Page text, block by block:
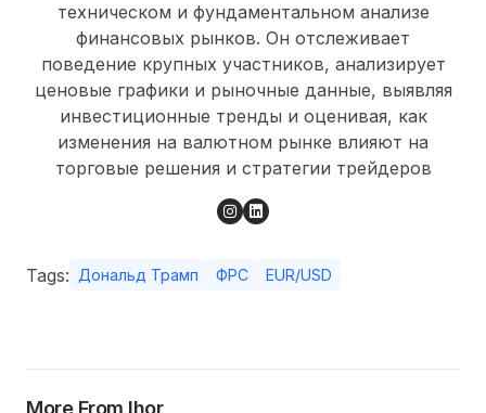
техническом и фундаментальном анализе
финансовых рынков. Он отслеживает
поведение крупных участников, анализирует
ценовые графики и рыночные данные, выявляя
инвестиционные тренды и оценивая, как
изменения на валютном рынке влияют на
торговые решения и стратегии трейдеров
Tags: Дональд Трамп ФРС EUR/USD
More From Ihor